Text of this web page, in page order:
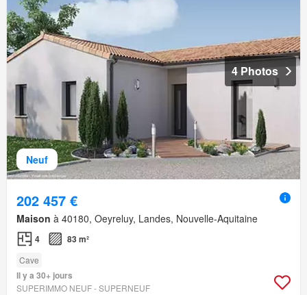
Neuf
4 Photos
202 457 €
Maison à 40180, Oeyreluy, Landes, Nouvelle-Aquitaine
4 83 m²
Cave
Il y a 30+ jours
SUPERIMMO NEUF - SUPERNEUF